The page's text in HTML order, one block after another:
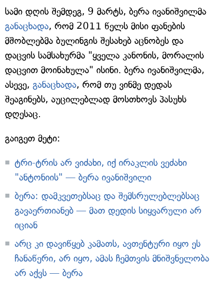
სამი დღის შემდეგ, 9 მარტს, ბერა ივანიშვილმა
განაცხადა, რომ 2011 წელს მისი ფანების
მშობლებმა ბულინგის შესახებ აცნობეს და
დაცვის სამსახურმა "ყველა კანონის, მორალის
დაცვით მოინახულა" ისინი. ბერა ივანიშვილმა,
ასევე, განაცხადა, რომ თუ ვინმე დედას
შეაგინებს, აუცილებლად მოსთხოვს პასუხს
დღესაც.
გაიგეთ მეტი:
ტრი-ტრის არ ვიძახი, იქ ირაკლის ვეძახი
"ანტონიის" — ბერა ივანიშვილი
ბერა: დამკვეთებსაც და შემსრულებლებსაც
გავაერთიანებ — მათ დედის სიყვარული არ
იციან
არც კი დავიწყებ კამათს, ავთენტური იყო ეს
ჩანაწერი, არ იყო, ამას ჩემთვის მნიშვნელობა
არ აქვს — ბერა